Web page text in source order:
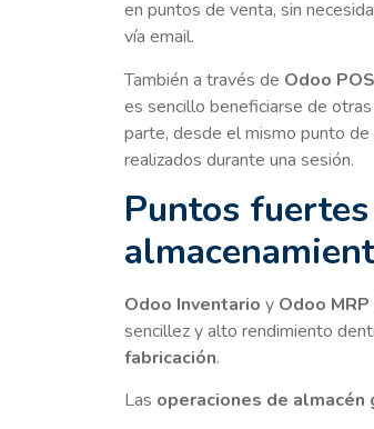
en puntos de venta, sin
vía email.
También a través de Odoo POS
es sencillo beneficiarse de
parte, desde el mismo punto
realizados durante una sesión.
Puntos
Odoo Inventario y Odoo MRP
sencillez y alto rendimiento
fabricación.
Las operaciones de